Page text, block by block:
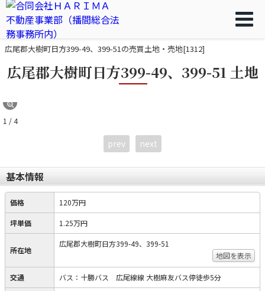
広尾郡大樹町日方399-49、399-51の売買土地・売地[1312]
広尾郡大樹町日方399-49、399-51 土地
1 / 4
prev next
基本情報
価格 120万円
坪単価 1.25万円
所在地
広尾郡大樹町日方399-49、399-51
地図を表示
交通 バス：十勝バス 広尾線線 大樹麻友バス停徒歩5分